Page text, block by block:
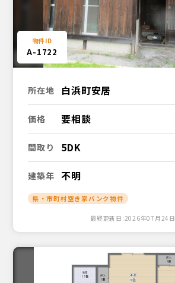
A-1722
所在地 白浜町安居
価格 要相談
間取り 5DK
建築年 不明
県・市町村空き家バンク物件
最終更新日:2026年07月24日